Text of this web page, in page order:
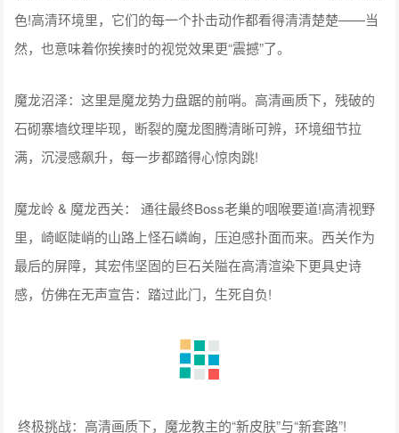
色!高清环境里，它们的每一个扑击动作都看得清清楚楚——当
然，也意味着你挨揍时的视觉效果更“震撼”了。
魔龙沼泽：这里是魔龙势力盘踞的前哨。高清画质下，残破的
石砌寨墙纹理毕现，断裂的魔龙图腾清晰可辨，环境细节拉
满，沉浸感飙升，每一步都踏得心惊肉跳!
魔龙岭 & 魔龙西关： 通往最终Boss老巢的咽喉要道!高清视野
里，崎岖陡峭的山路上怪石嶙峋，压迫感扑面而来。西关作为
最后的屏障，其宏伟坚固的巨石关隘在高清渲染下更具史诗
感，仿佛在无声宣告：踏过此门，生死自负!
终极挑战：高清画质下，魔龙教主的“新皮肤”与“新套路”!